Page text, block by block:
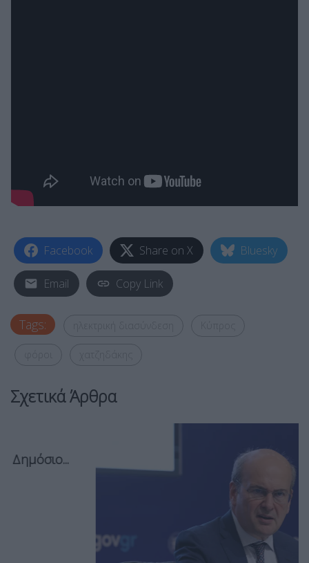
Facebook Share on X Bluesky
Email Copy Link
Tags:
Σχετικά Άρθρα